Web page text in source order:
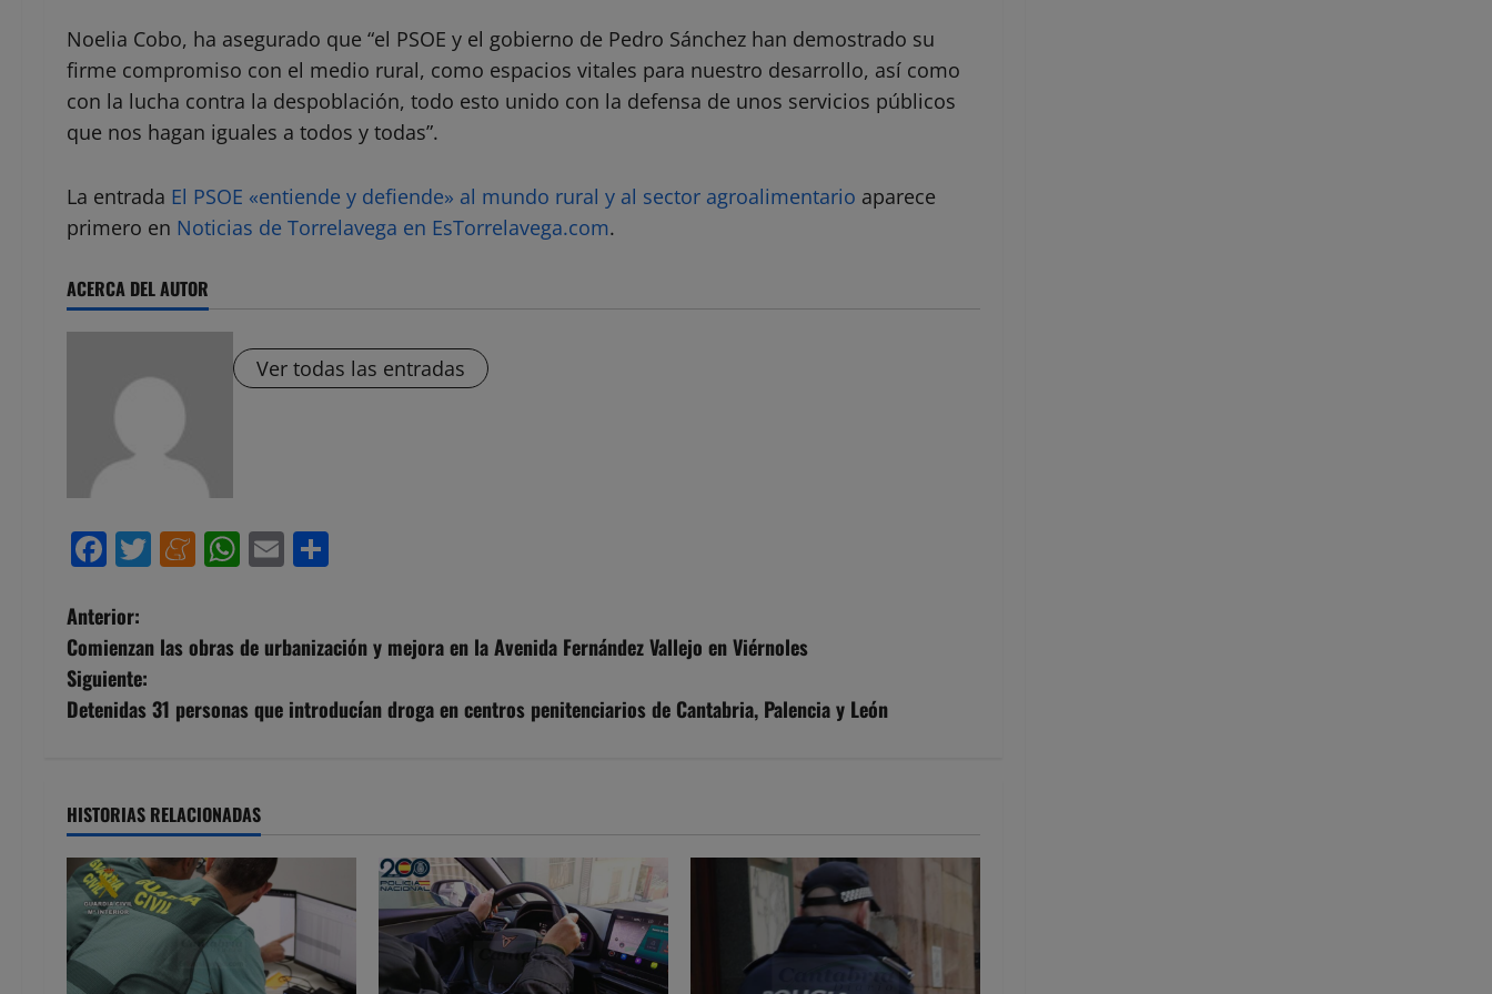
Noelia Cobo, ha asegurado que “el PSOE y el gobierno de Pedro Sánchez han demostrado su
firme compromiso con el medio rural, como espacios vitales para nuestro desarrollo, así como
con la lucha contra la despoblación, todo esto unido con la defensa de unos servicios públicos
que nos hagan iguales a todos y todas”.
La entrada El PSOE «entiende y defiende» al mundo rural y al sector agroalimentario aparece
primero en Noticias de Torrelavega en EsTorrelavega.com.
ACERCA DEL AUTOR
Ver todas las entradas
Facebook
Twitter
Meneame
WhatsApp
Email
N
a
v
g
a
c
i
Anterior:
Comienzan las obras de urbanización y mejora en la Avenida Fernández Vallejo en Viérnoles
Siguiente:
Detenidas 31 personas que introducían droga en centros penitenciarios de Cantabria, Palencia y León
HISTORIAS RELACIONADAS